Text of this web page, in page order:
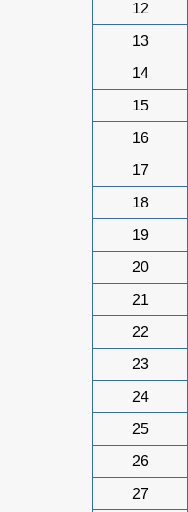
12
13
14
15
16
17
18
19
20
21
22
23
24
25
26
27